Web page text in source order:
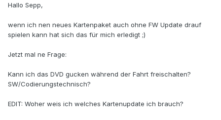
Hallo Sepp,
wenn ich nen neues Kartenpaket auch ohne FW Update drauf
spielen kann hat sich das für mich erledigt ;)
Jetzt mal ne Frage:
Kann ich das DVD gucken während der Fahrt freischalten?
SW/Codierungstechnisch?
EDIT: Woher weis ich welches Kartenupdate ich brauch?